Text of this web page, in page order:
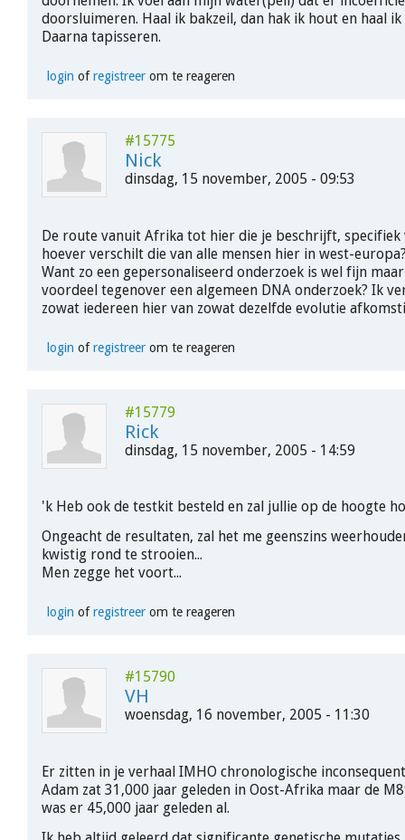
doorsluimeren. Haal ik bakzeil, dan hak ik hout en haal ik
Daarna tapisseren.
login ofregistreerom te reageren
#15775
Nick
dinsdag, 15 november, 2005 - 09:53
De route vanuit Afrika tot hier die je beschrijft, specifiek
hoever verschilt die van alle mensen hier in west-
Want zo een gepersonaliseerd onderzoek is wel fijn
voordeel tegenover een algemeen DNA onderzoek? Ik
zowat iedereen hier van zowat dezelfde evolutie
login ofregistreerom te reageren
#15779
Rick
dinsdag, 15 november, 2005 - 14:59
'k Heb ook de testkit besteld en zal jullie op de hoogte
Ongeacht de resultaten, zal het me geenszins
kwistig rond te strooien...
Men zegge het voort...
login ofregistreerom te reageren
#15790
VH
woensdag, 16 november, 2005 - 11:30
Er zitten in je verhaal IMHO chronologische
Adam zat 31,000 jaar geleden in Oost-Afrika maar de
was er 45,000 jaar geleden al.